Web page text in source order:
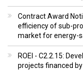
Contract Award
efficiency of sub-
market for energy-
ROEI - C2.2.15:
projects financed by